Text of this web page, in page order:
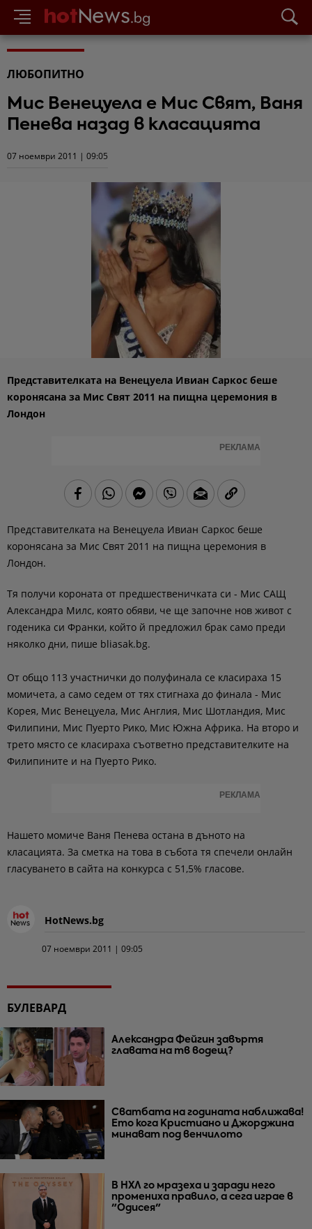
ЛЮБОПИТНО
Мис Венецуела е Мис Свят, Ваня
Пенева назад в класацията
07 ноември 2011 | 09:05
Представителката на Венецуела Ивиан Саркос беше
коронясана за Мис Свят 2011 на пищна церемония в
Лондон
РЕКЛАМА
Представителката на Венецуела Ивиан Саркос беше
коронясана за Мис Свят 2011 на пищна церемония в
Лондон.
Тя получи короната от предшественичката си - Мис САЩ
Александра Милс, която обяви, че ще започне нов живот с
годеника си Франки, който й предложил брак само преди
няколко дни, пише bliasak.bg.
От общо 113 участнички до полуфинала се класираха 15
момичета, а само седем от тях стигнаха до финала - Мис
Корея, Мис Венецуела, Мис Англия, Мис Шотландия, Мис
Филипини, Мис Пуерто Рико, Мис Южна Африка. На второ и
трето място се класираха съответно представителките на
Филипините и на Пуерто Рико.
РЕКЛАМА
Нашето момиче Ваня Пенева остана в дъното на
класацията. За сметка на това в събота тя спечели онлайн
гласуването в сайта на конкурса с 51,5% гласове.
HotNews.bg
07 ноември 2011 | 09:05
БУЛЕВАРД
Александра Фейгин завъртя
главата на тв водещ?
Сватбата на годината наближава!
Ето кога Кристиано и Джорджина
минават под венчилото
В НХЛ го мразеха и заради него
промениха правило, а сега играе в
"Одисея"